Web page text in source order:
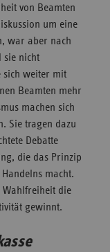
von Beamten
um eine
war aber nach
sie nicht
sich weiter mit
Beamten mehr
machen sich
Sie tragen dazu
Debatte
die das Prinzip
macht.
Wahlfreiheit die
gewinnt.